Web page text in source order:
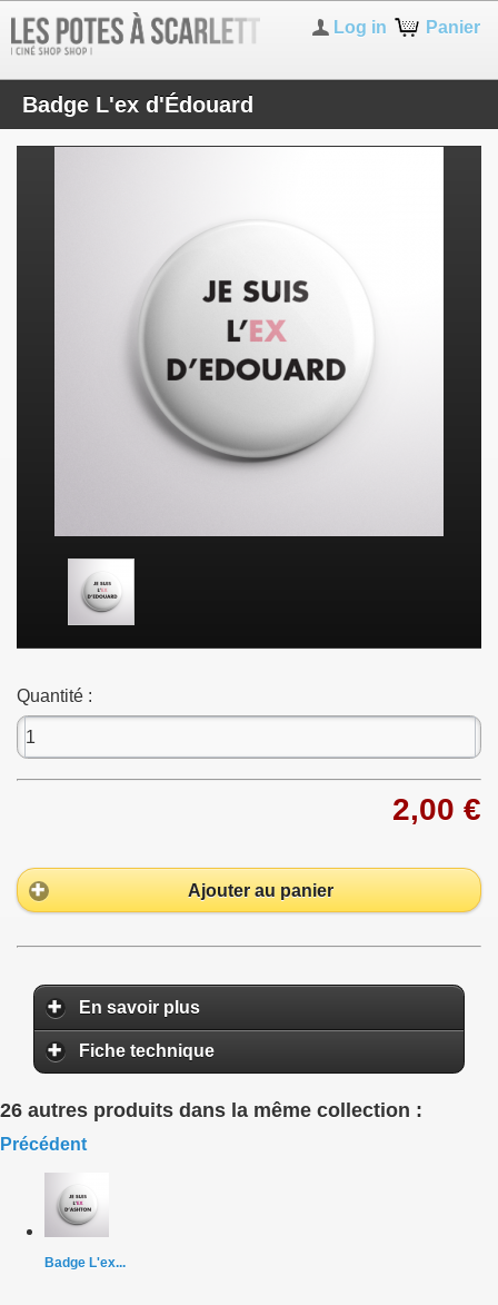
Panier
Log in
Badge L'ex d'Édouard
Quantité :
2,00 €
Ajouter au panier
En savoir plus
Fiche technique
26 autres produits dans la même collection :
Précédent
Badge L'ex...